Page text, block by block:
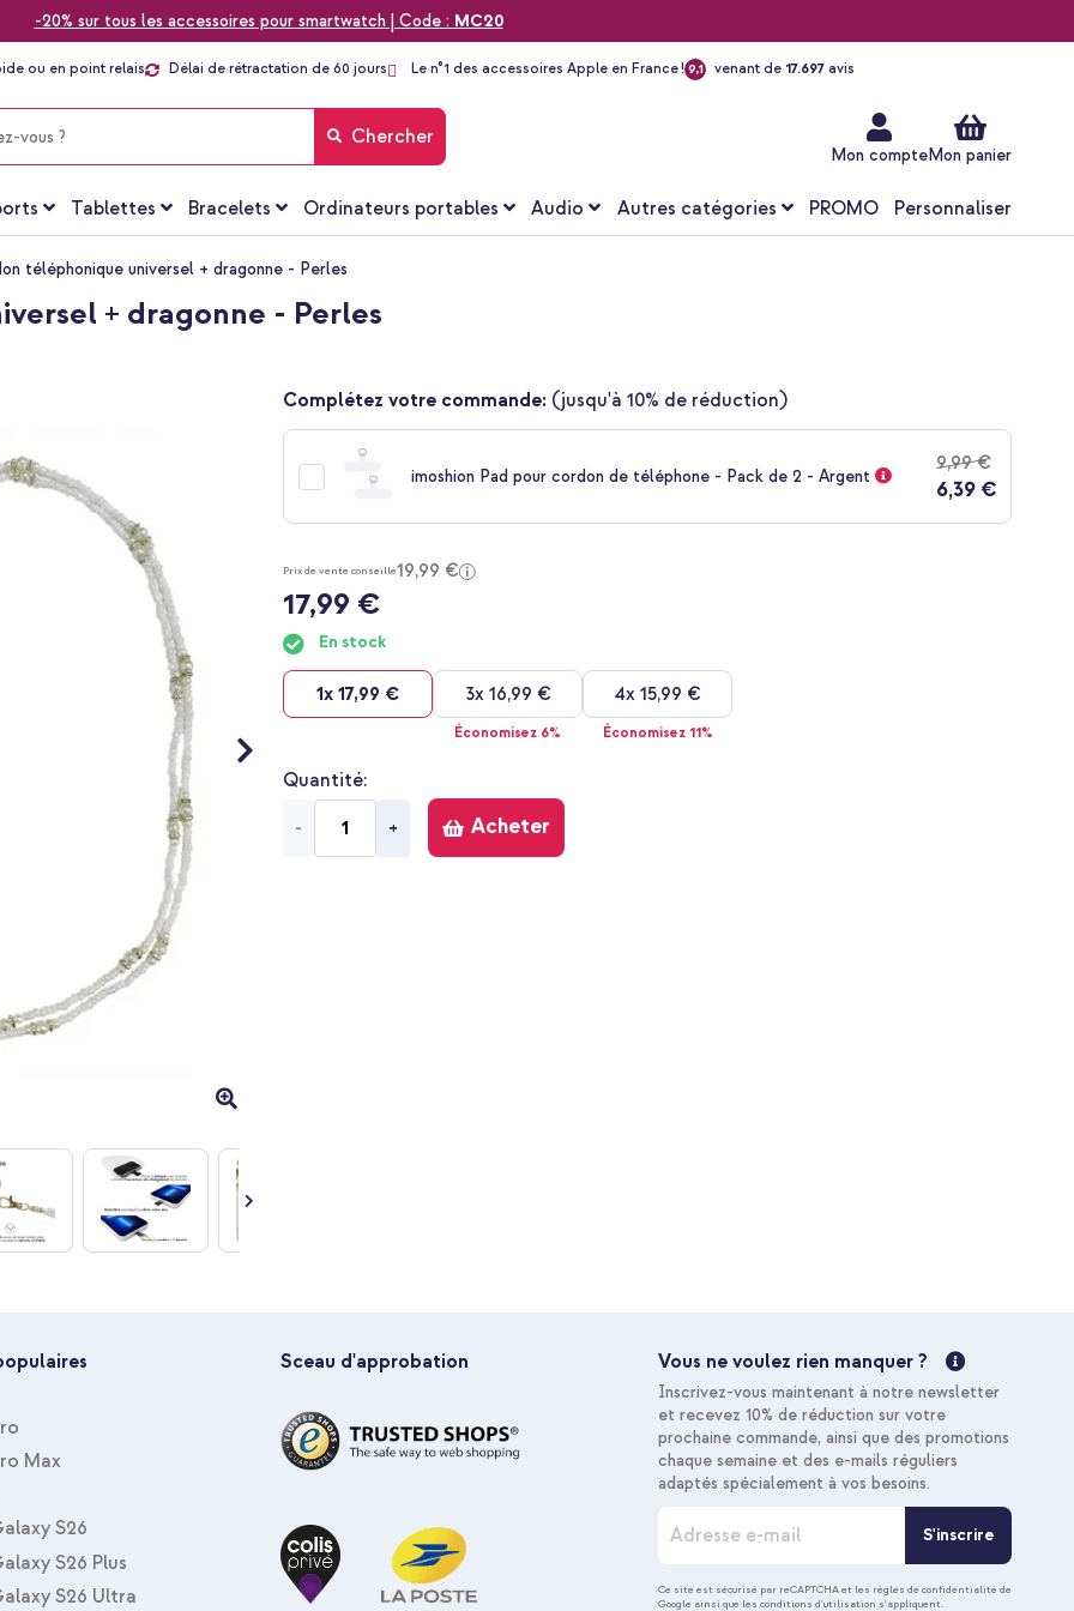
-20% sur tous les accessoires pour smartwatch | Code : MC20
ou en point relais Délai de rétractation de 60 jours Le n°1 des accessoires Apple en France ! 9,1 venant de 17.697 avis
Mon compteMon panier
Chercher
Tablettes Bracelets Ordinateurs portables Audio Autres catégories PROMO Personnaliser
téléphonique universel + dragonne - Perles
+ dragonne - Perles
Complétez votre commande: (jusqu'à 10% de réduction)
imoshion Pad pour cordon de téléphone - Pack de 2 - Argent
9,99 €
6,39 €
Prix de vente conseillé19,99 €
17,99 €
En stock
1x17,99 € 3x 16,99 €
Économisez 6%
4x15,99 €
Économisez 11%
Quantité
- + Acheter
Max
S26
S26 Plus
S26 Ultra
Sceau d'approbation Vous ne voulez rien manquer ?
Inscrivez-vous maintenant à notre newsletter
et recevez 10% de réduction sur votre
prochaine commande, ainsi que des promotions
chaque semaine et des e-mails réguliers
adaptés spécialement à vos besoins.
c
S'inscrire
Ce site est sécurisé par reCAPTCHA et les règles de confidentialité de
Google ainsi que les conditions d'utilisation s'appliquent.